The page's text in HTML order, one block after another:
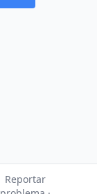
Reportar